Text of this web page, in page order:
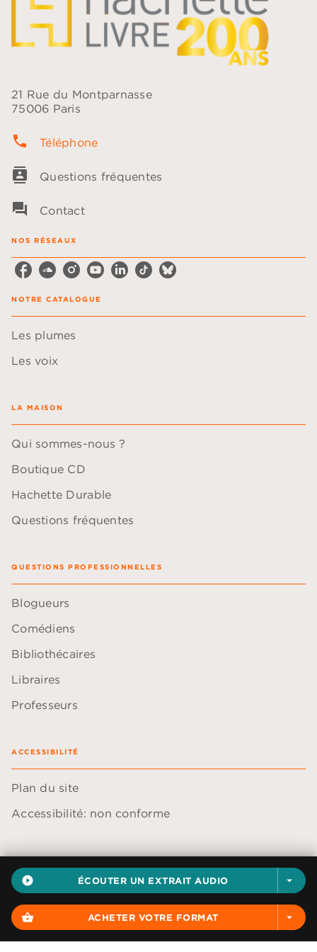
play_circle_filled ÉCOUTER UN EXTRAIT AUDIO arrow_drop_down
shopping_basket ACHETER VOTRE FORMAT arrow_drop_down
21 Rue du Montparnasse
75006 Paris
phone Téléphone
contacts Questions fréquentes
question_answer Contact
NOS RÉSEAUX
NOTRE CATALOGUE
Les plumes
Les voix
LA MAISON
Qui sommes-nous ?
Boutique CD
Hachette Durable
Questions fréquentes
QUESTIONS PROFESSIONNELLES
Blogueurs
Comédiens
Bibliothécaires
Libraires
Professeurs
ACCESSIBILITÉ
Plan du site
Accessibilité: non conforme
Données personnelles
Paramétrer vos cookies
Mentions légales
Conditions générales d'utilisation